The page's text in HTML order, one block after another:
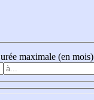
maximale (en mois)